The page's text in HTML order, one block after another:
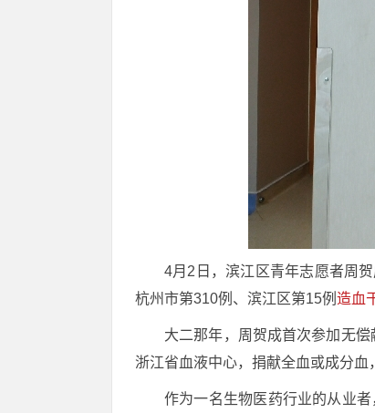
4月2日，滨江区青年志愿者周
杭州市第310例、滨江区第15例 造血
大二那年，周贺成首次参加无
浙江省血液中心，捐献全血或成分血
作为一名生物医药行业的从业